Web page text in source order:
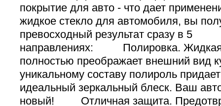
покрытие для авто - что дает
жидкое стекло для автомобиля, вы
превосходный результат сразу в 5
направлениях: Полировка. Жидкая
полностью преображает внешний вид
уникальному составу полироль
идеальный зеркальный блеск. Ваш
новый! Отличная защита.